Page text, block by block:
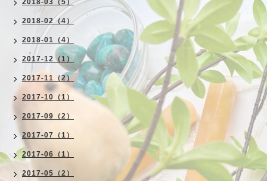
2018-03（5）
2018-02（4）
2018-01（4）
2017-12（1）
2017-11（2）
2017-10（1）
2017-09（2）
2017-07（1）
2017-06（1）
2017-05（2）